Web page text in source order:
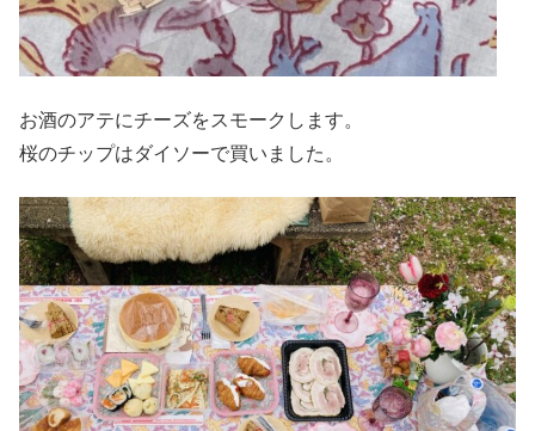
お酒のアテにチーズをスモークします。
桜のチップはダイソーで買いました。